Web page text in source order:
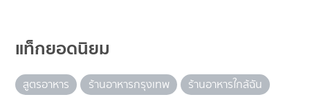
แท็กยอดนิยม
สูตรอาหาร ร้านอาหารกรุงเทพ
ร้านอาหารใกล้ฉัน